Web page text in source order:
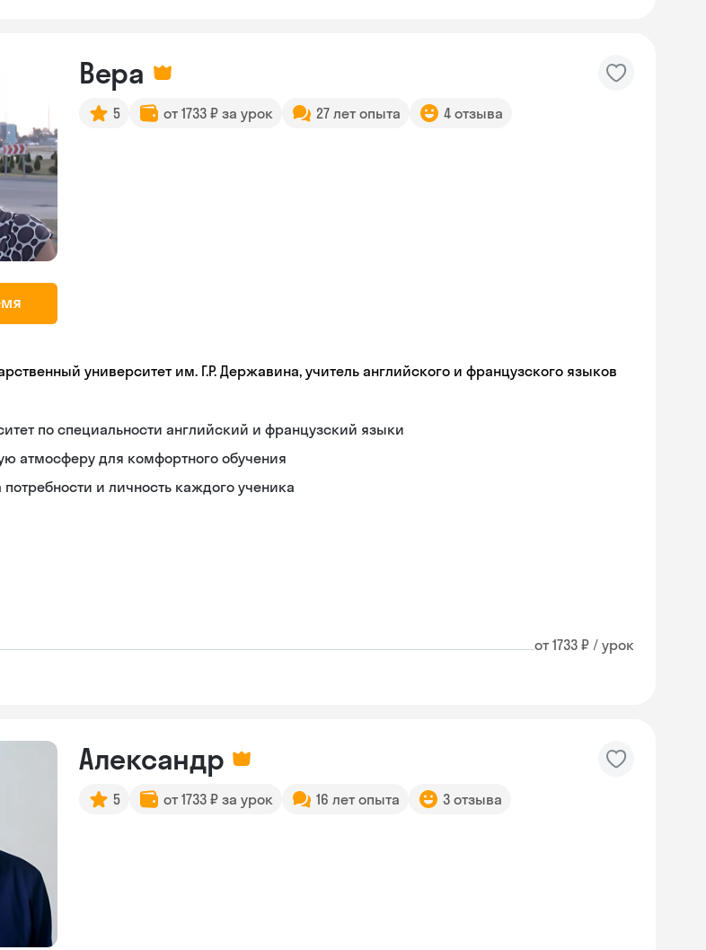
Вера
5 от 1733 ₽ за урок 27 лет опыта 4 отзыва
университет им. Г.Р. Державина, учитель английского и французского языков
по специальности английский и французский языки
атмосферу для комфортного обучения
потребности и личность каждого ученика
от 1733 ₽ / урок
Александр
5 от 1733 ₽ за урок 16 лет опыта 3 отзыва